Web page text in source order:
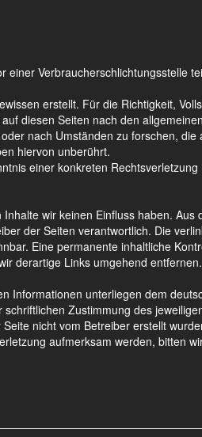
Verbraucherschlichtungsstelle
erstellt. Für die Richtigkeit,
diesen Seiten nach den
nach Umständen zu forschen,
hiervon unberührt.
einer konkreten
wir keinen Einfluss haben.
der Seiten verantwortlich. Die
Eine permanente inhaltliche
derartige Links umgehend entfernen.
Informationen unterliegen dem
Zustimmung des
nicht vom Betreiber erstellt
aufmerksam werden, bitten